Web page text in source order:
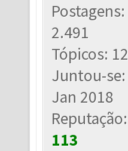
Postagens:
2.491
Tópicos: 12
Juntou-se:
Jan 2018
Reputação:
113